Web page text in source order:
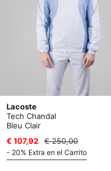
Lacoste
Tech Chandal
Bleu Clair
€ 107,92
€ 250,00
- 20% Extra en el Carrito